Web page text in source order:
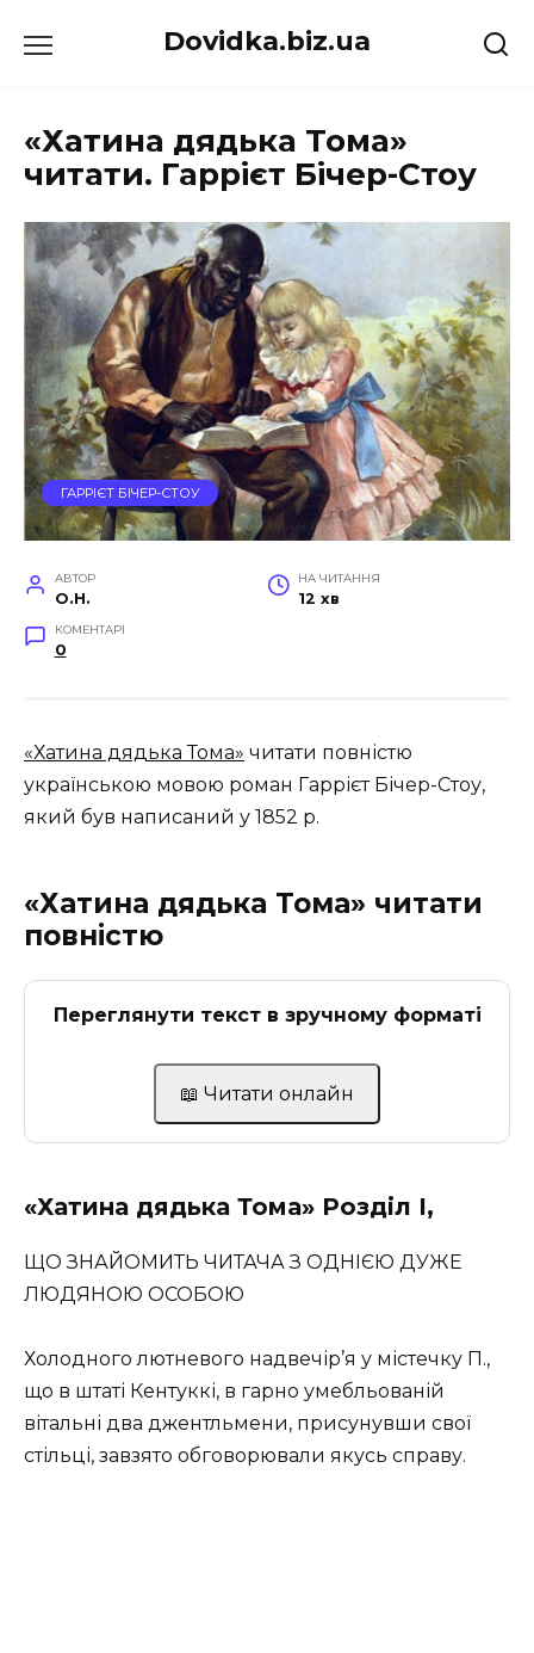
до
Dovidka.biz.ua
«Хатина дядька Тома»
читати. Гаррієт Бічер-Стоу
ГАРРІЄТ БІЧЕР-СТОУ
АВТОР
O.H.
НА ЧИТАННЯ
12 хв
КОМЕНТАРІ
0
«Хатина дядька Тома» читати повністю
українською мовою роман Гаррієт Бічер-Стоу,
який був написаний у 1852 р.
«Хатина дядька Тома» читати
повністю
Переглянути текст в зручному форматі
📖 Читати онлайн
«Хатина дядька Тома» Розділ І,
ЩО ЗНАЙОМИТЬ ЧИТАЧА З ОДНІЄЮ ДУЖЕ
ЛЮДЯНОЮ ОСОБОЮ
Холодного лютневого надвечір’я у містечку П.,
що в штаті Кентуккі, в гарно умебльованій
вітальні два джентльмени, присунувши свої
стільці, завзято обговорювали якусь справу.